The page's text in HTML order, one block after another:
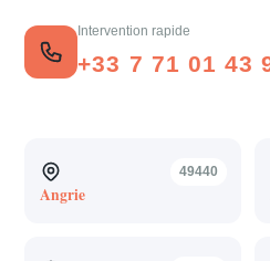
Intervention rapide
+33 7 71 01 43
49440
Angrie